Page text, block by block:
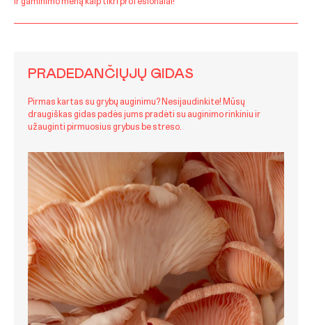
ir gaminimo meną kaip tikri profesionalai!
PRADEDANČIŲJŲ GIDAS
Pirmas kartas su grybų auginimu? Nesijaudinkite! Mūsų
draugiškas gidas padės jums pradėti su auginimo rinkiniu ir
užauginti pirmuosius grybus be streso.